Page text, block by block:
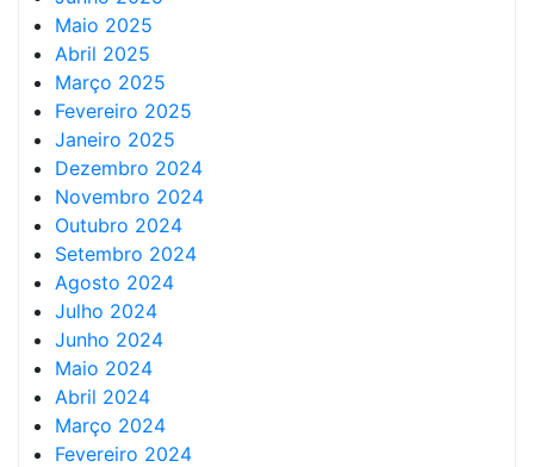
Maio 2025
Abril 2025
Março 2025
Fevereiro 2025
Janeiro 2025
Dezembro 2024
Novembro 2024
Outubro 2024
Setembro 2024
Agosto 2024
Julho 2024
Junho 2024
Maio 2024
Abril 2024
Março 2024
Fevereiro 2024